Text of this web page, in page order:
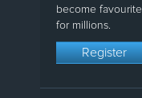
become favourite
for millions.
Register